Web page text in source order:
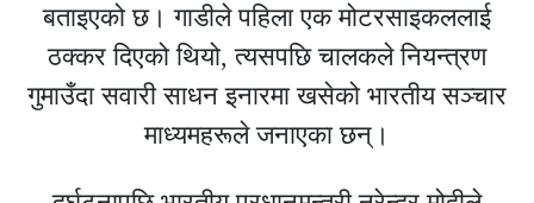
बताइएको छ। गाडीले पहिला एक मोटरसाइकललाई
ठक्कर दिएको थियो, त्यसपछि चालकले नियन्त्रण
गुमाउँदा सवारी साधन इनारमा खसेको भारतीय सञ्चार
माध्यमहरूले जनाएका छन्।